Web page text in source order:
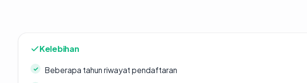
Kelebihan
Beberapa tahun riwayat pendaftaran